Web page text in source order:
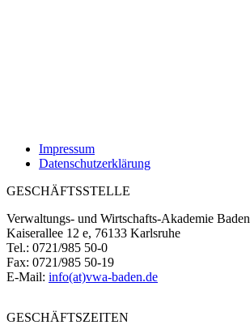
Impressum
Datenschutzerklärung
GESCHÄFTSSTELLE
Verwaltungs- und Wirtschafts-Akademie Baden
Kaiserallee 12 e, 76133 Karlsruhe
Tel.: 0721/985 50-0
Fax: 0721/985 50-19
E-Mail: info(at)vwa-baden.de
GESCHÄFTSZEITEN